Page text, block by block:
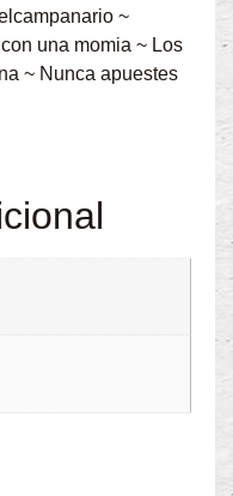
~
una momia ~ Los
~ Nunca apuestes